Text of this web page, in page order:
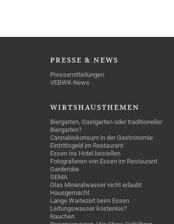
PRESSE & NEWS
Pressemitteilungen
VEBWK-News
WIRTSHAUSTHEMEN
Biergarten, Gastgarten oder traditioneller
Biergarten?
Cannabiskonsum in der Gastronomie
Eintrittsgeld im Restaurant
Essen ins Hotel bestellen
Fotografieren von Essen im Restaurant
Garderobe
GEMA
Glas Mineralwasser nicht erlaubt
Hausgemacht
Lange Wartezeit beim Essen
Leitungswasser kostenlos?
Rauchen